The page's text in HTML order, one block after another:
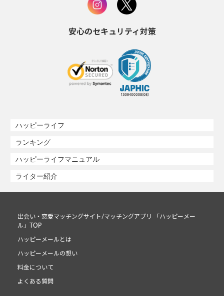
安心のセキュリティ対策
ハッピーライフ
ランキング
ハッピーライフマニュアル
ライター紹介
出会い・恋愛マッチングサイト/マッチングアプリ 「ハッピーメー
ル」TOP
ハッピーメールとは
ハッピーメールの想い
料金について
よくある質問